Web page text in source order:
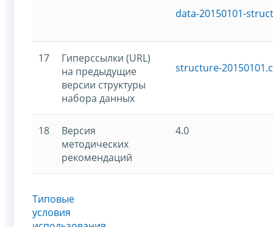
data-20150101-
17
Гиперссылки (URL)
на предыдущие
версии структуры
набора данных
structure-
18
Версия
методических
рекомендаций
4.0
Типовые
условия